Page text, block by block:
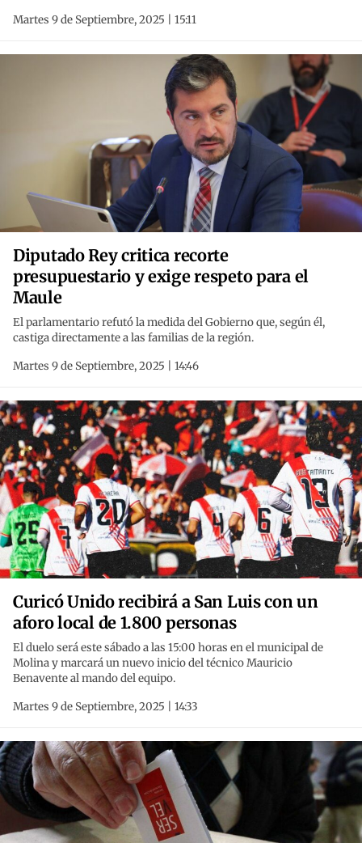
Martes 9 de Septiembre, 2025 | 15:11
Diputado Rey critica recorte
presupuestario y exige respeto para el
Maule
El parlamentario refutó la medida del Gobierno que, según él,
castiga directamente a las familias de la región.
Martes 9 de Septiembre, 2025 | 14:46
Curicó Unido recibirá a San Luis con un
aforo local de 1.800 personas
El duelo será este sábado a las 15:00 horas en el municipal de
Molina y marcará un nuevo inicio del técnico Mauricio
Benavente al mando del equipo.
Martes 9 de Septiembre, 2025 | 14:33